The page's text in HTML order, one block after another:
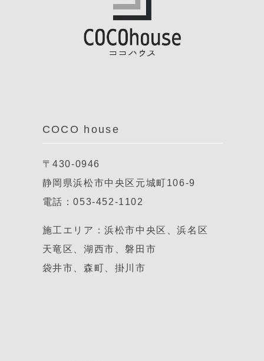
COCO house
〒430-0946
静岡県浜松市中央区元城町106-9
電話：053-452-1102
施工エリア：浜松市中央区、浜名区
天竜区、湖西市、磐田市
袋井市、森町、掛川市